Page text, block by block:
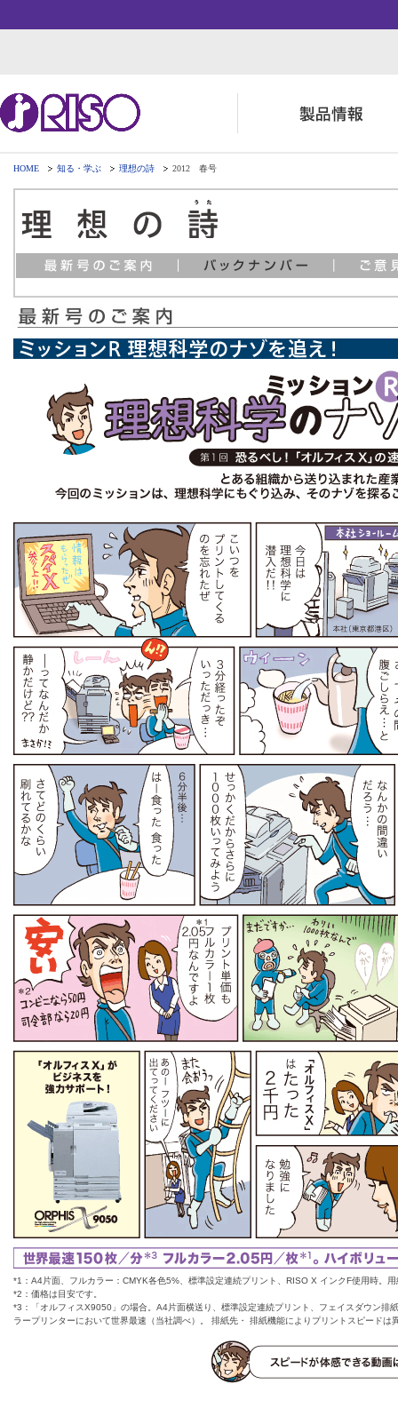
用途・事例紹介 トップ ソリューション
サポート トップ よくあるご質問（FAQ）
知る・学ぶTOP かんたん会社案内
企業情報TOP ごあいさつ
株主・投資家情報
HOME 知る・学ぶ 理想の詩 2012 春号
*1：A4片面、フルカラー：CMYK各色5%、標準設定連続プリント、RISO X インクF使用時。用
*2：価格は目安です。
*3：「オルフィスX9050」の場合。A4片面横送り、標準設定連続プリント、フェイスダウン排
ラープリンターにおいて世界最速（当社調べ）。 排紙先・ 排紙機能によりプリントスピードは